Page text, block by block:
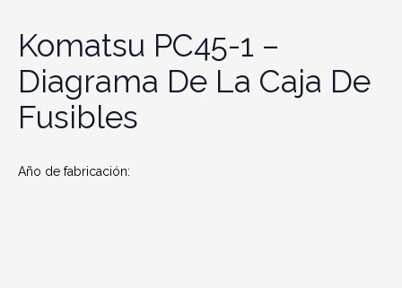
Komatsu PC45-1 –
Diagrama De La Caja De
Fusibles
Año de fabricación: